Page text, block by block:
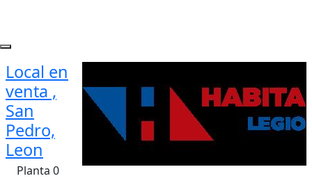
Local en
venta ,
San
Pedro,
Leon
Planta 0